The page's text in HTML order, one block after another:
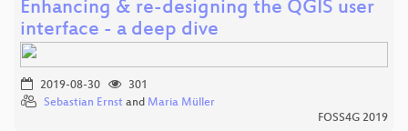
Enhancing & re-designing the QGIS user
interface - a deep dive
2019-08-30
301
Sebastian Ernst and Maria Müller
FOSS4G 2019